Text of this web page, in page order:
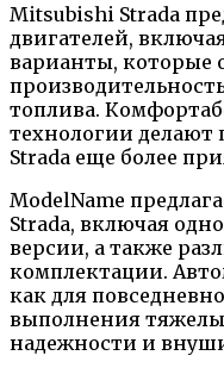
Mitsubishi Strada
двигателей,
варианты, которые
топлива.
технологии делают
Strada еще более
ModelName
Strada, включая
версии, а также
комплектации.
как для
выполнения
надежности и